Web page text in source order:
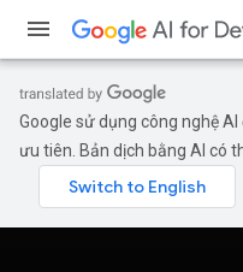
Google sử dụng công nghệ
ưu tiên. Bản dịch bằng AI có